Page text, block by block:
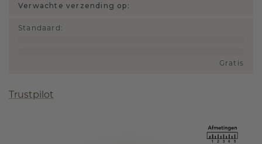
Verwachte verzending op:
Standaard :
Gratis
Trustpilot